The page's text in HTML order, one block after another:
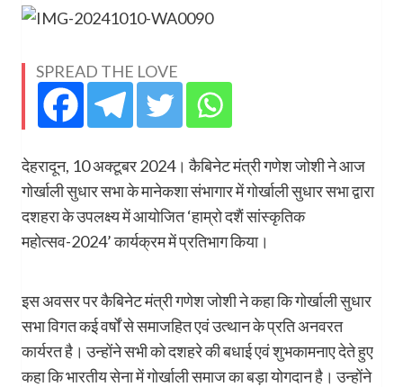
SPREAD THE LOVE
देहरादून, 10 अक्टूबर 2024। कैबिनेट मंत्री गणेश जोशी ने आज
गोर्खाली सुधार सभा के मानेकशा संभागार में गोर्खाली सुधार सभा द्वारा
दशहरा के उपलक्ष्य में आयोजित ‘हाम्रो दशैं सांस्कृतिक
महोत्सव-2024’ कार्यक्रम में प्रतिभाग किया।
इस अवसर पर कैबिनेट मंत्री गणेश जोशी ने कहा कि गोर्खाली सुधार
सभा विगत कई वर्षों से समाजहित एवं उत्थान के प्रति अनवरत
कार्यरत है। उन्होंने सभी को दशहरे की बधाई एवं शुभकामनाए देते हुए
कहा कि भारतीय सेना में गोर्खाली समाज का बड़ा योगदान है। उन्होंने